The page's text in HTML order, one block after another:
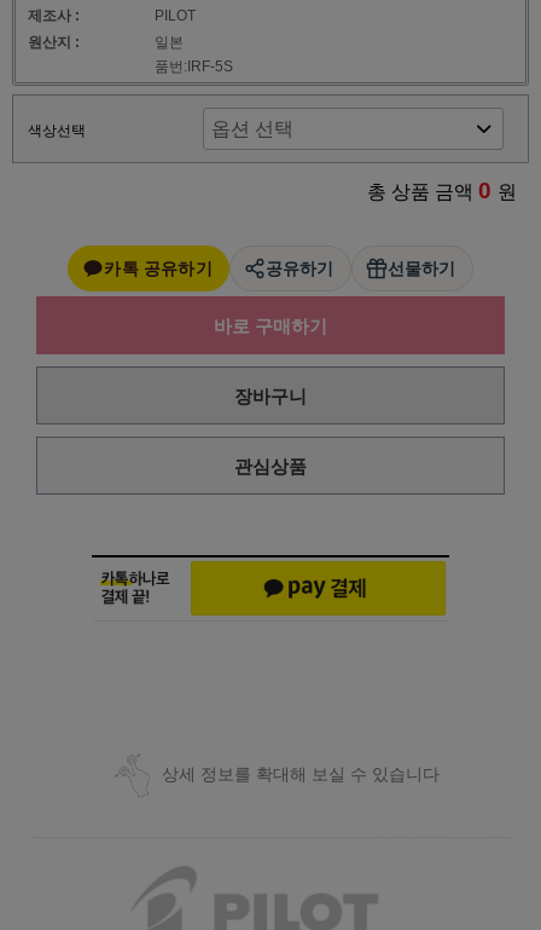
제조사 :
PILOT
원산지 :
일본
품번:IRF-5S
색상선택
총 상품 금액 0 원
카톡 공유하기 공유하기 선물하기
바로 구매하기
장바구니
관심상품
상세 정보를 확대해 보실 수 있습니다